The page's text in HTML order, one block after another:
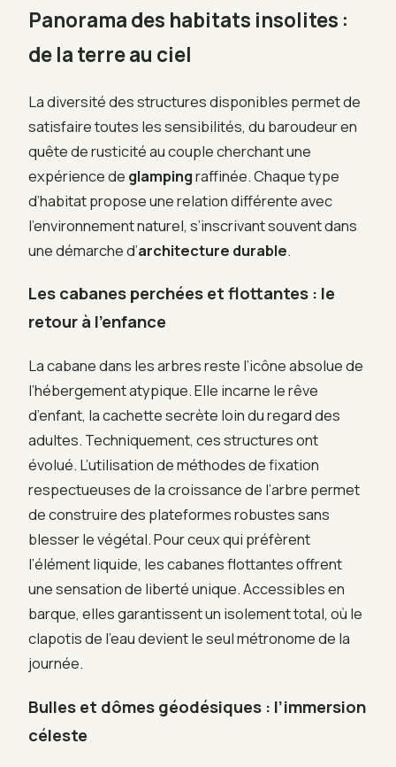
Panorama des habitats insolites :
de la terre au ciel
La diversité des structures disponibles permet de
satisfaire toutes les sensibilités, du baroudeur en
quête de rusticité au couple cherchant une
expérience de glampingraffinée. Chaque type
d’habitat propose une relation différente avec
l’environnement naturel, s’inscrivant souvent dans
une démarche d’architecture durable.
Les cabanes perchées et flottantes : le
retour à l’enfance
La cabane dans les arbres reste l’icône absolue de
l’hébergement atypique. Elle incarne le rêve
d’enfant, la cachette secrète loin du regard des
adultes. Techniquement, ces structures ont
évolué. L’utilisation de méthodes de fixation
respectueuses de la croissance de l’arbre permet
de construire des plateformes robustes sans
blesser le végétal. Pour ceux qui préfèrent
l’élément liquide, les cabanes flottantes offrent
une sensation de liberté unique. Accessibles en
barque, elles garantissent un isolement total, où le
clapotis de l’eau devient le seul métronome de la
journée.
Bulles et dômes géodésiques : l’immersion
céleste